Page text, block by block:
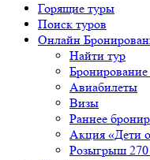
Горящие туры
Поиск туров
Онлайн
Найти тур
Бронирование
Авиабилеты
Визы
Раннее
Акция «Дети
Розыгрыш 270